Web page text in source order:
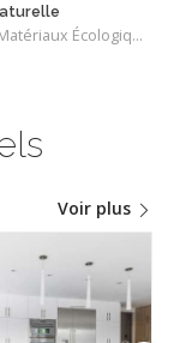
De Kenzaï Matériaux Écologiques
Voir plus